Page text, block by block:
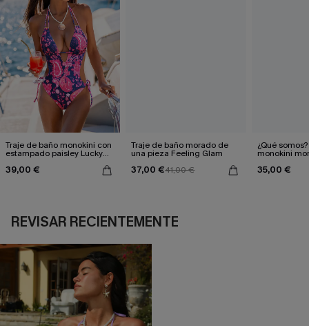
Traje de baño monokini con
estampado paisley Lucky
39,00 €
Traje de baño morado de
una pieza Feeling Glam
37,00 €41,00 €
¿Qué
monokini
35,00 €
REVISAR RECIENTEMENTE